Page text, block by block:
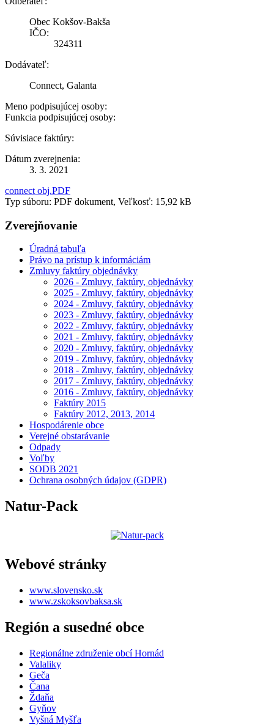
Obec Kokšov-Bakša
IČO:
324311
Dodávateľ:
Connect, Galanta
Meno podpisujúcej osoby:
Funkcia podpisujúcej osoby:
Súvisiace faktúry:
Dátum zverejnenia:
3. 3. 2021
connect obj.PDF
Typ súboru: PDF dokument, Veľkosť: 15,92 kB
Zverejňovanie
Úradná tabuľa
Právo na prístup k informáciám
Zmluvy faktúry objednávky
2026 - Zmluvy, faktúry, objednávky
2025 - Zmluvy, faktúry, objednávky
2024 - Zmluvy, faktúry, objednávky
2023 - Zmluvy, faktúry, objednávky
2022 - Zmluvy, faktúry, objednávky
2021 - Zmluvy, faktúry, objednávky
2020 - Zmluvy, faktúry, objednávky
2019 - Zmluvy, faktúry, objednávky
2018 - Zmluvy, faktúry, objednávky
2017 - Zmluvy, faktúry, objednávky
2016 - Zmluvy, faktúry, objednávky
Faktúry 2015
Faktúry 2012, 2013, 2014
Hospodárenie obce
Verejné obstarávanie
Odpady
Voľby
SODB 2021
Ochrana osobných údajov (GDPR)
Natur-Pack
Webové stránky
www.slovensko.sk
www.zskoksovbaksa.sk
Región a susedné obce
Regionálne združenie obcí Hornád
Valaliky
Geča
Čana
Ždaňa
Gyňov
Vyšná Myšľa